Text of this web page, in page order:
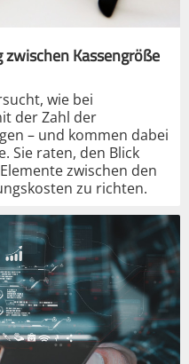
Kassengröße
wie bei
der Zahl der
– und kommen dabei
Sie raten, den Blick
zwischen den
zu richten.